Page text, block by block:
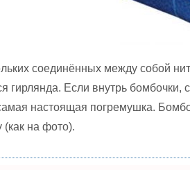
соединённых между собой
гирлянда. Если внутрь бомбочки,
настоящая погремушка.
(как на фото).